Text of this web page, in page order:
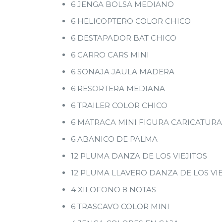
6 JENGA BOLSA MEDIANO
6 HELICOPTERO COLOR CHICO
6 DESTAPADOR BAT CHICO
6 CARRO CARS MINI
6 SONAJA JAULA MADERA
6 RESORTERA MEDIANA
6 TRAILER COLOR CHICO
6 MATRACA MINI FIGURA
6 ABANICO DE PALMA
12 PLUMA DANZA DE LOS VIEJITOS
12 PLUMA LLAVERO DANZA DE LOS
4 XILOFONO 8 NOTAS
6 TRASCAVO COLOR MINI